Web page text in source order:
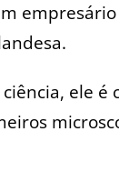
ele é